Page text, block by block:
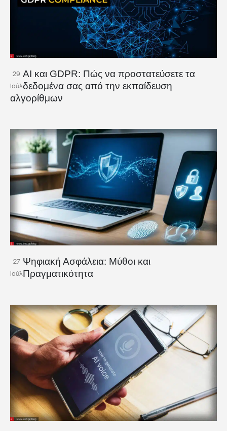
29
Ιούλ
AI και GDPR: Πώς να προστατεύσετε τα
δεδομένα σας από την εκπαίδευση
αλγορίθμων
27
Ιούλ
Ψηφιακή Ασφάλεια: Μύθοι και
Πραγματικότητα